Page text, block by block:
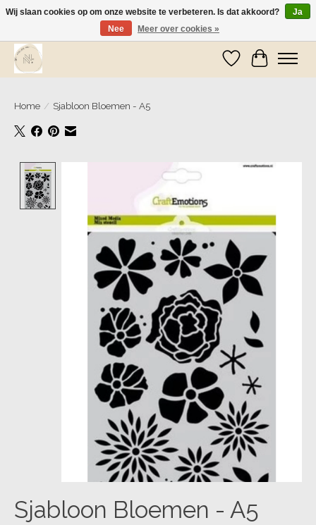
Wij zijn op vakantie! Vanaf zaterdag 9 mei worden er weer pakketjes verzonden
Verlanglijst
Home / Sjabloon Bloemen - A5
Product image slideshow Items
Sjabloon Bloemen - A5
Wij slaan cookies op om onze website te verbeteren. Is dat akkoord?
Ja
Nee
Meer over cookies »